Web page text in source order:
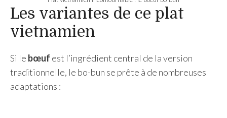
Les variantes de ce plat
vietnamien
Si le bœuf est l’ingrédient central de la version
traditionnelle, le bo-bun se prête à de nombreuses
adaptations :